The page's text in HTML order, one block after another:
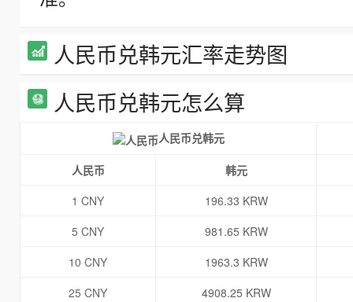
人民币兑韩元汇率走势图
人民币兑韩元怎么算
人民币兑韩元
人民币
韩元
1 CNY
196.33 KRW
5 CNY
981.65 KRW
10 CNY
1963.3 KRW
25 CNY
4908.25 KRW